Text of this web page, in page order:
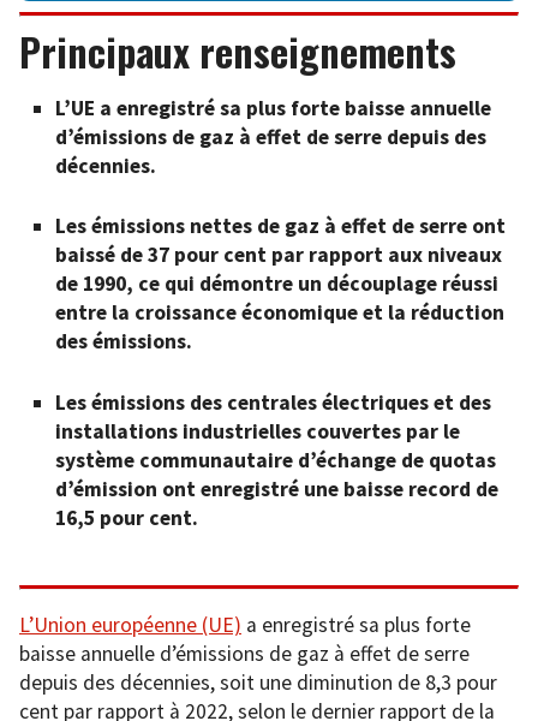
Principaux renseignements
L’UE a enregistré sa plus forte baisse annuelle
d’émissions de gaz à effet de serre depuis des
décennies.
Les émissions nettes de gaz à effet de serre ont
baissé de 37 pour cent par rapport aux niveaux
de 1990, ce qui démontre un découplage réussi
entre la croissance économique et la réduction
des émissions.
Les émissions des centrales électriques et des
installations industrielles couvertes par le
système communautaire d’échange de quotas
d’émission ont enregistré une baisse record de
16,5 pour cent.
L’Union européenne (UE) a enregistré sa plus forte
baisse annuelle d’émissions de gaz à effet de serre
depuis des décennies, soit une diminution de 8,3 pour
cent par rapport à 2022, selon le dernier rapport de la